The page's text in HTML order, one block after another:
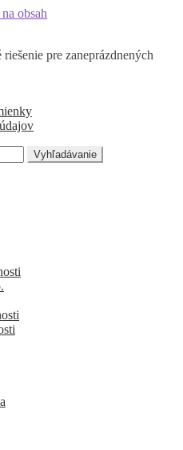
obsah
pre zaneprázdnených
Vyhľadávanie